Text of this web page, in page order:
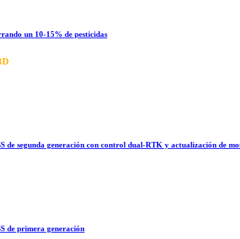
un 10-15% de pesticidas
de segunda generación con control dual-RTK y actualización de
de primera generación